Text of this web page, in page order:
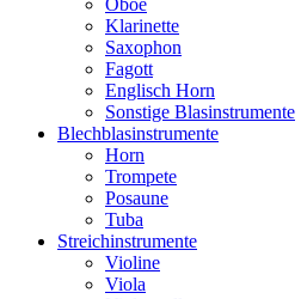
Oboe
Klarinette
Saxophon
Fagott
Englisch Horn
Sonstige Blasinstrumente
Blechblasinstrumente
Horn
Trompete
Posaune
Tuba
Streichinstrumente
Violine
Viola